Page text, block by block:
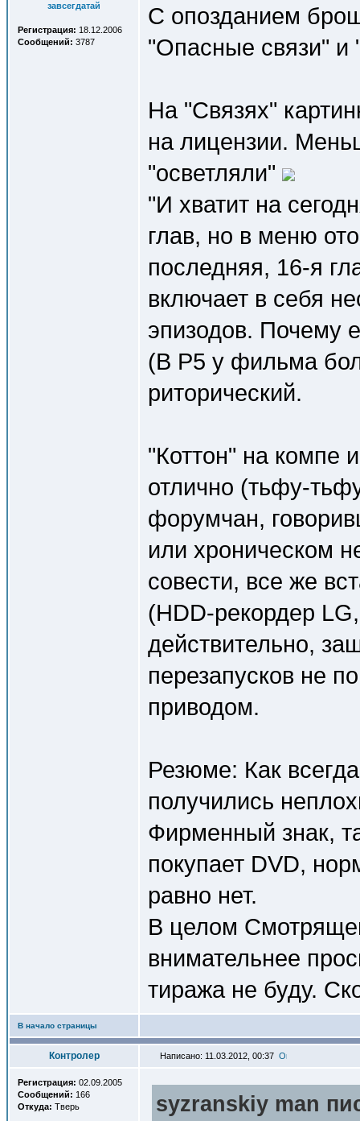
завсегдатай
Регистрация: 18.12.2006
Сообщений: 3787
С опозданием
"Опасные связи" и
На "Связях"
на лицензии.
"осветляли"
"И хватит на
глав, но в меню
последняя, 16-я
включает в себя
эпизодов. Почему
(В Р5 у фильма
риторический.
"Коттон" на компе
отлично (тьфу-
форумчан,
или хроническом
совести, все же
(HDD-рекордер
действительно,
перезапусков не
приводом.
Резюме: Как
получились
Фирменный знак,
покупает DVD,
равно нет.
В целом
внимательнее
тиража не буду.
В начало страницы
Контролер Написано: 11.03.2012, 00:37
Регистрация: 02.09.2005
Сообщений: 166
Откуда: Тверь syzranskiy man